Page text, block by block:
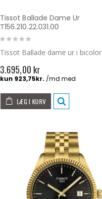
Tissot Ballade Dame Ur
T156.210.22.031.00
Tissot Ballade dame ur i bicolor
3.695,00 kr
LÆG I KURV